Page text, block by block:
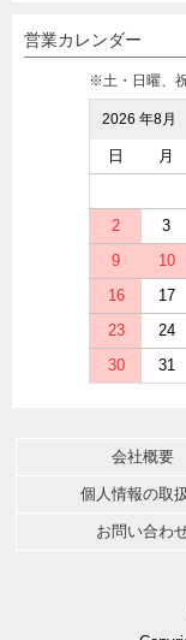
営業カレンダー
※土・日曜、
2026 年8月
日 月
2
3
9
10
16
17
23
24
30
31
会社概要
個人情報の取
お問い合わ